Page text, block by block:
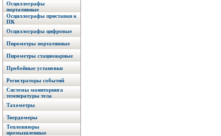
Осциллографы
портативные
Осциллографы приставки к
ПК
Осциллографы цифровые
Пирометры портативные
Пирометры стационарные
Пробойные установки
Регистраторы событий
Системы мониторинга
температуры тела
Тахометры
Твердомеры
Тепловизоры
промышленные